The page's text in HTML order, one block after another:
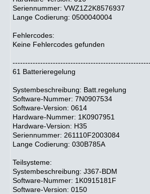
Seriennummer: VWZ1Z2K8576937
Lange Codierung: 0500040004
Fehlercodes:
Keine Fehlercodes gefunden
61 Batterieregelung
Systembeschreibung: Batt.regelung
Software-Nummer: 7N0907534
Software-Version: 0614
Hardware-Nummer: 1K0907951
Hardware-Version: H35
Seriennummer: 261110F2003084
Lange Codierung: 030B785A
Teilsysteme:
Systembeschreibung: J367-BDM
Software-Nummer: 1K0915181F
Software-Version: 0150